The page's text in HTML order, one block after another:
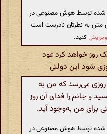
شده توسط هوش مصنوعی در
متن به نظرتان نادرست است
ویرایشکنید.
روز خواهد کرد عود
شود این دولتی
می‌رسد که من به
و جانم را فدای آن روز
برای من به‌وجود آید.
شده توسط هوش مصنوعی در